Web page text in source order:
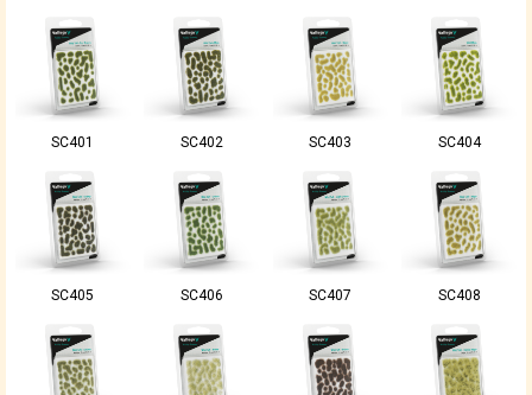
SC401 SC402 SC403 SC404
SC405 SC406 SC407 SC408